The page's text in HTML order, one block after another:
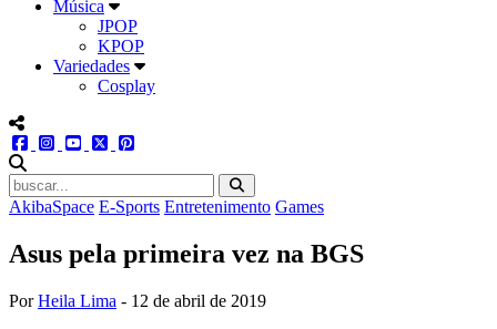
Música
JPOP
KPOP
Variedades
Cosplay
menu redes social
facebookinstagram
youtube
twitter
AkibaSpace E-Sports Entretenimento Games
Asus pela primeira vez na BGS
PorHeila Lima - 12 de abril de 2019